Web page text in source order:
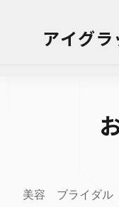
アイグ
美容 ブライダル